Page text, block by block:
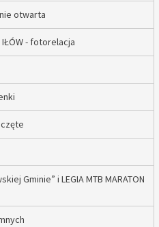
otwarta
IŁÓW - fotorelacja
Gminie” i LEGIA MTB MARATON